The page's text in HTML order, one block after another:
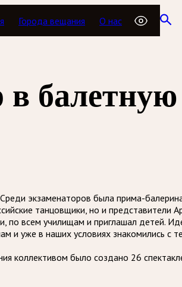
Города вещания О нас
в балетную
экзаменаторов была прима-
танцовщики, но и представители
по всем училищам и приглашал детей.
и уже в наших условиях знакомились с
коллективом было создано 26